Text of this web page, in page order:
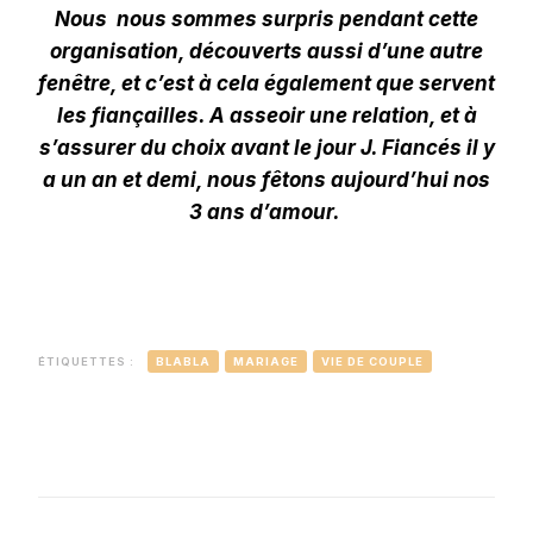
Nous nous sommes surpris pendant cette
organisation, découverts aussi d’une autre
fenêtre, et c’est à cela également que servent
les fiançailles. A asseoir une relation, et à
s’assurer du choix avant le jour J. Fiancés il y
a un an et demi, nous fêtons aujourd’hui nos
3 ans d’amour.
ÉTIQUETTES : BLABLA MARIAGE VIE DE COUPLE